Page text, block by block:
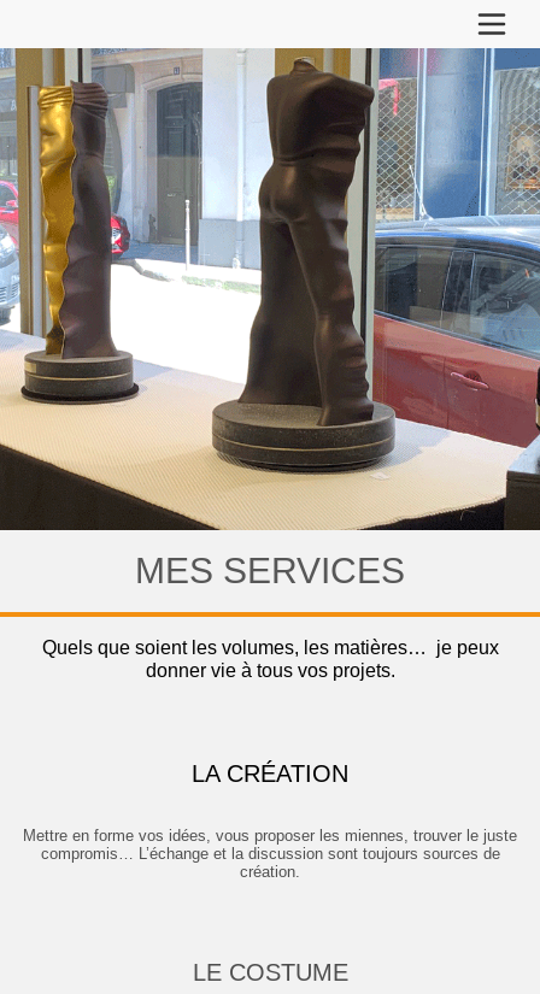
MES SERVICES
Quels que soient les volumes, les matières… je peux
donner vie à tous vos projets.
LA CRÉATION
Mettre en forme vos idées, vous proposer les miennes, trouver le juste
compromis… L’échange et la discussion sont toujours sources de
création.
LE COSTUME